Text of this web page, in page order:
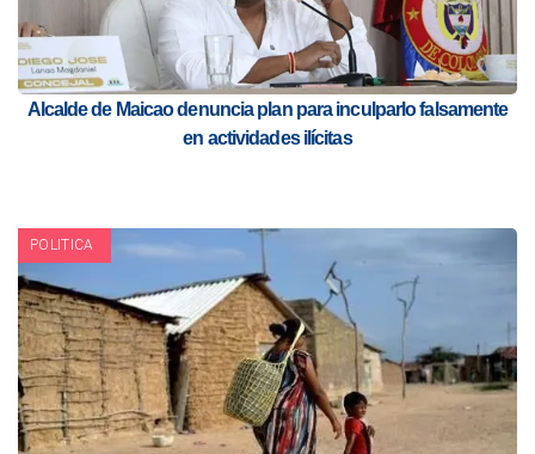
Alcalde de Maicao denuncia plan para inculparlo falsamente
en actividades ilícitas
POLITICA